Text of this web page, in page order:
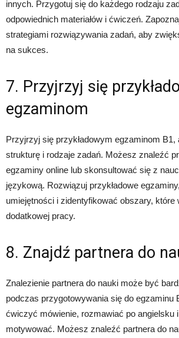
innych. Przygotuj się do każdego rodzaju
odpowiednich materiałów i ćwiczeń.
strategiami rozwiązywania zadań, aby
na sukces.
7. Przyjrzyj się
egzaminom
Przyjrzyj się przykładowym egzaminom B1,
strukturę i rodzaje zadań. Możesz znaleźć
egzaminy online lub skonsultować się z
językową. Rozwiązuj przykładowe
umiejętności i zidentyfikować obszary, które
dodatkowej pracy.
8. Znajdź partnera do
Znalezienie partnera do nauki może być
podczas przygotowywania się do egzaminu
ćwiczyć mówienie, rozmawiać po angielsku
motywować. Możesz znaleźć partnera do